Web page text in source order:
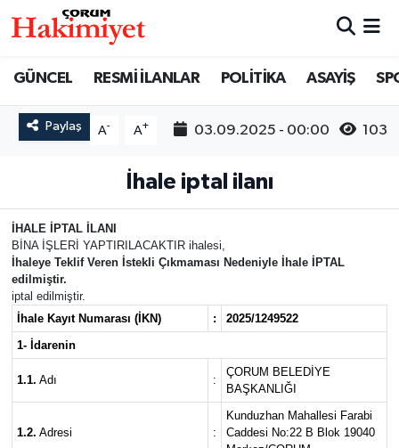
GÜNCEL RESMİ İLANLAR POLİTİKA ASAYİŞ
Paylaş A- A+ 03.09.2025 - 00:00 103
İhale iptal ilanı
İHALE İPTAL İLANI
BİNA İŞLERİ YAPTIRILACAKTIR ihalesi,
İhaleye Teklif Veren İstekli Çıkmaması Nedeniyle İhale İPTAL
edilmiştir.
iptal edilmiştir.
İhale Kayıt Numarası (İKN)
:
2025/1249522
1- İdarenin
1.1. Adı :
ÇORUM BELEDİYE
BAŞKANLIĞI
1.2. Adresi :
Kunduzhan Mahallesi Farabi
Caddesi No:22 B Blok 19040
POLİTİKA
EKONOMİ
GÜNCEL
AKTÜEL
EĞİTİM
İLÇELER
Nöbetçi Eczaneler
Hava Durumu
Süper Lig Puan Durumu ve Fikstür
Tüm Manşetler
Son Dakika Haberleri
Haber Arşivi